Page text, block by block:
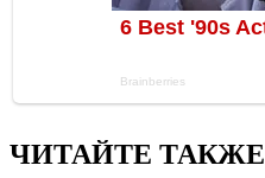
ЧИТАЙТЕ ТАКЖЕ